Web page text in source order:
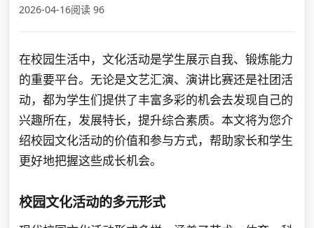
2026-04-16阅读 96
在校园生活中，文化活动是学生展示自我、锻炼能力
的重要平台。无论是文艺汇演、演讲比赛还是社团活
动，都为学生们提供了丰富多彩的机会去发现自己的
兴趣所在，发展特长，提升综合素质。本文将为您介
绍校园文化活动的价值和参与方式，帮助家长和学生
更好地把握这些成长机会。
校园文化活动的多元形式